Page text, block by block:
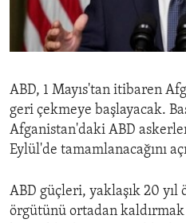
ENVIRONMENT AND HEALTH
IDEALS AND INSTITUTIONS
ABD, 1 Mayıs'tan itibaren
geri çekmeye başlayacak.
Afganistan'daki ABD
Eylül'de tamamlanacağını
ABD güçleri, yaklaşık 20 yıl
örgütünü ortadan